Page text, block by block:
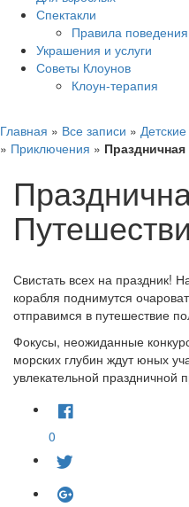
Спектакли
Правила
Украшения и услуги
Советы Клоунов
Клоун-терапия
Главная » Все записи »
» Приключения »
Свистать всех на праздник!
корабля поднимутся
отправимся в путешествие
Фокусы, неожиданные
морских глубин ждут юных
увлекательной праздничной
0